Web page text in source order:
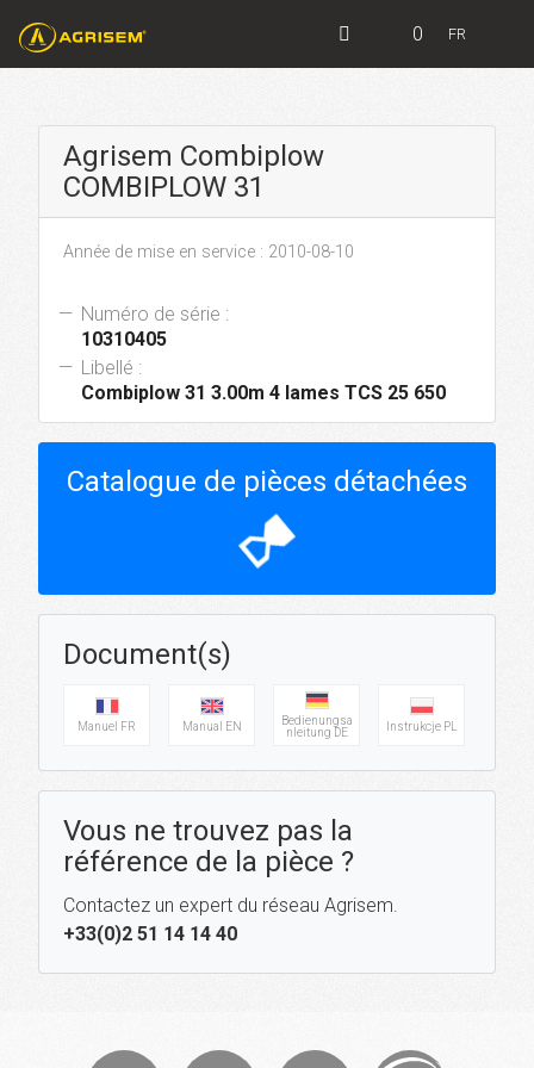
0 FR
Agrisem Combiplow
COMBIPLOW 31
Année de mise en service : 2010-08-10
Numéro de série :
10310405
Libellé :
Combiplow 31 3.00m 4 lames TCS 25 650
Catalogue de pièces détachées
hourglass_top
Document(s)
Manuel FR Manual EN
Bedienungsa
nleitung DE
Instrukcje PL
Vous ne trouvez pas la
référence de la pièce ?
Contactez un expert du réseau Agrisem.
+33(0)2 51 14 14 40